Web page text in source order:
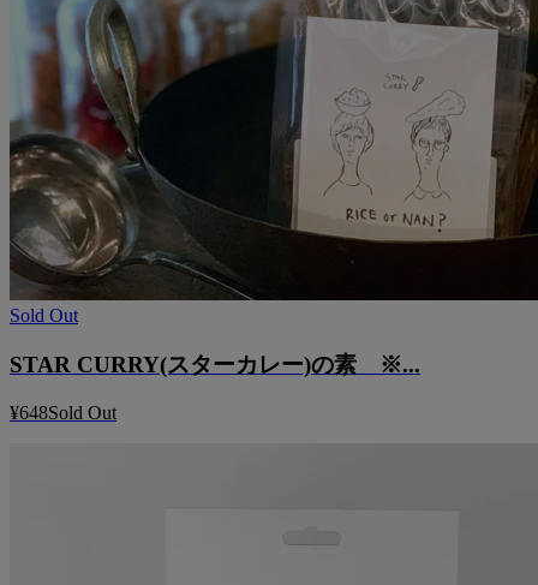
Sold Out
STAR CURRY(スターカレー)の素 ※...
¥648Sold Out